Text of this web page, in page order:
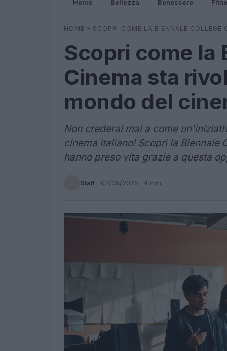
Home Bellezza Benessere
HOME » SCOPRI COME LA BIENNALE
Scopri come la
Cinema sta
mondo del
Non crederai mai a come
cinema italiano! Scopri la Biennale
hanno preso vita grazie a questa
Staff · 02/09/2025 · 4 min